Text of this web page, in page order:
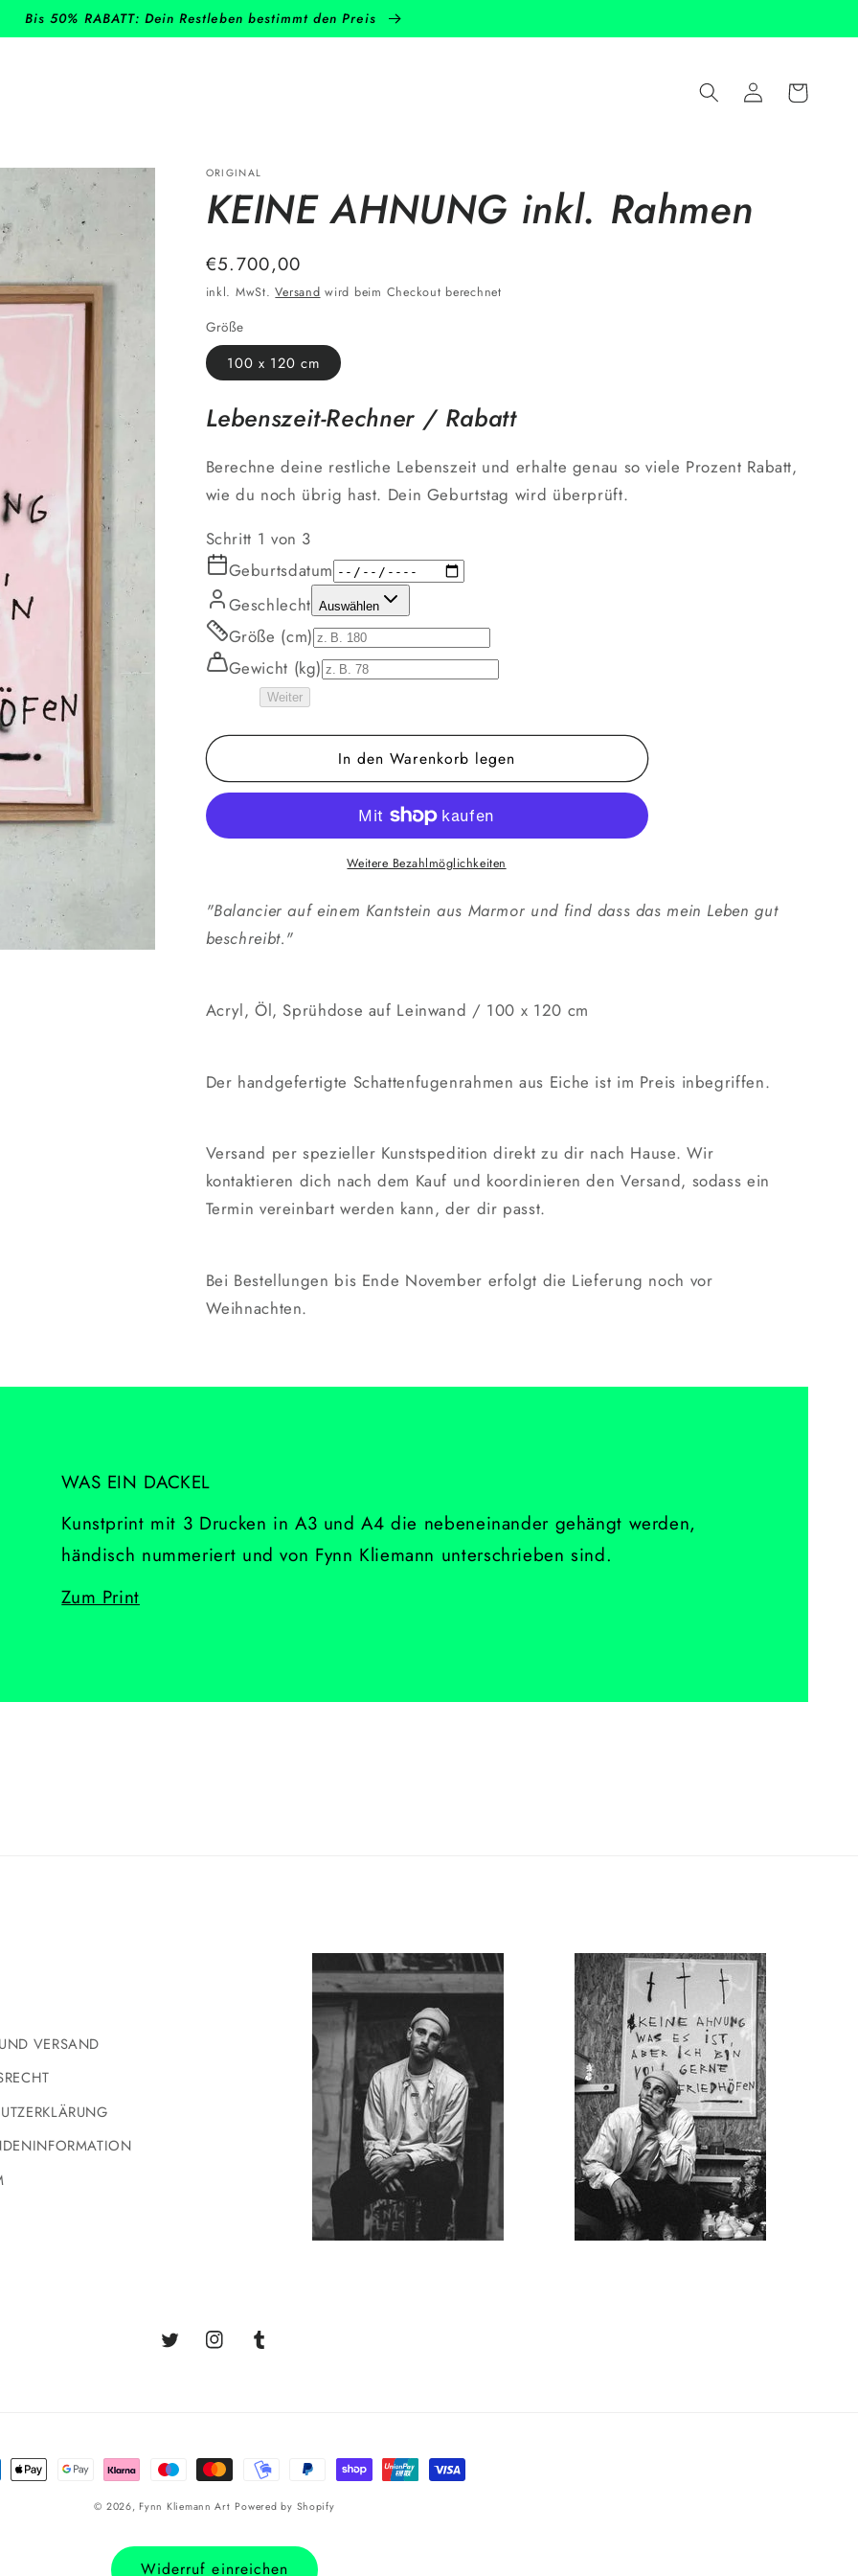
Bis 50% RABATT: Dein Restleben bestimmt den Preis
EinloggenWarenkorb
ORIGINAL
KEINE AHNUNG inkl. Rahmen
Normaler
Preis
€5.700,00
inkl. MwSt.Versand wird beim Checkout berechnet
Größe
100 x 120 cm
Lebenszeit-Rechner / Rabatt
Berechne deine restliche Lebenszeit und erhalte genau so viele Prozent Rabatt,
wie du noch übrig hast. Dein Geburtstag wird überprüft.
Schritt 1 von 3
Geburtsdatum
Geschlecht Auswählen
Größe (cm)
Gewicht (kg)
Weiter
In den Warenkorb legen
Weitere Bezahlmöglichkeiten
"Balancier auf einem Kantstein aus Marmor und find dass das mein Leben gut
beschreibt."
Acryl, Öl, Sprühdose auf Leinwand / 100 x 120 cm
Der handgefertigte Schattenfugenrahmen aus Eiche ist im Preis inbegriffen.
Versand per spezieller Kunstspedition direkt zu dir nach Hause. Wir
kontaktieren dich nach dem Kauf und koordinieren den Versand, sodass ein
Termin vereinbart werden kann, der dir passt.
Bei Bestellungen bis Ende November erfolgt die Lieferung noch vor
Weihnachten.
WAS EIN DACKEL
Kunstprint mit 3 Drucken in A3 und A4 die nebeneinander gehängt werden,
händisch nummeriert und von Fynn Kliemann unterschrieben sind.
Zum Print
VERSAND
Twitter InstagramTumblr
© 2026,Fynn Kliemann Art Powered by Shopify
Widerruf einreichen